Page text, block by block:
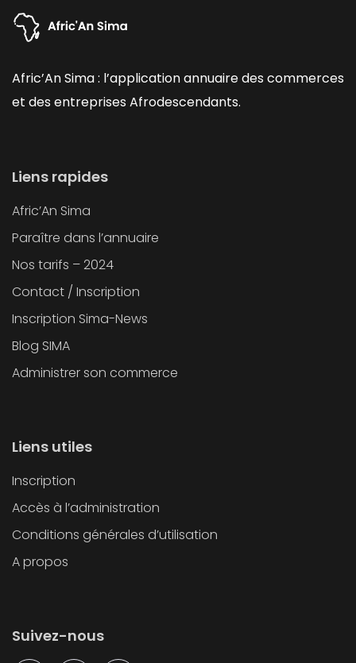
Afric’An Sima : l’application annuaire des commerces
et des entreprises Afrodescendants.
Liens rapides
Afric’An Sima
Paraître dans l’annuaire
Nos tarifs – 2024
Contact / Inscription
Inscription Sima-News
Blog SIMA
Administrer son commerce
Liens utiles
Inscription
Accès à l’administration
Conditions générales d’utilisation
A propos
Suivez-nous